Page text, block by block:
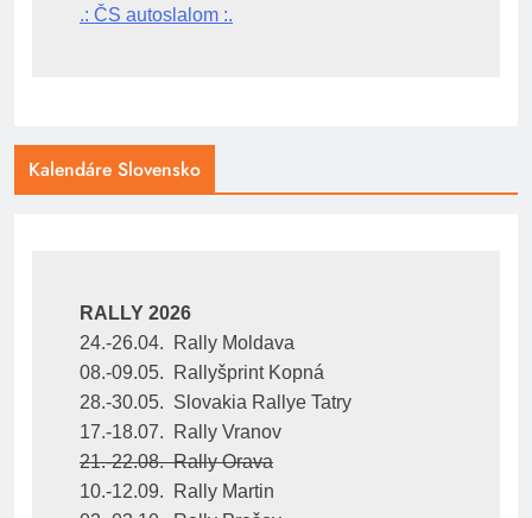
.: ČS autoslalom :.
Kalendáre Slovensko
RALLY 2026
24.-26.04.  Rally Moldava
08.-09.05.  Rallyšprint Kopná
28.-30.05.  Slovakia Rallye Tatry
17.-18.07.  Rally Vranov
21.-22.08.  Rally Orava
10.-12.09.  Rally Martin